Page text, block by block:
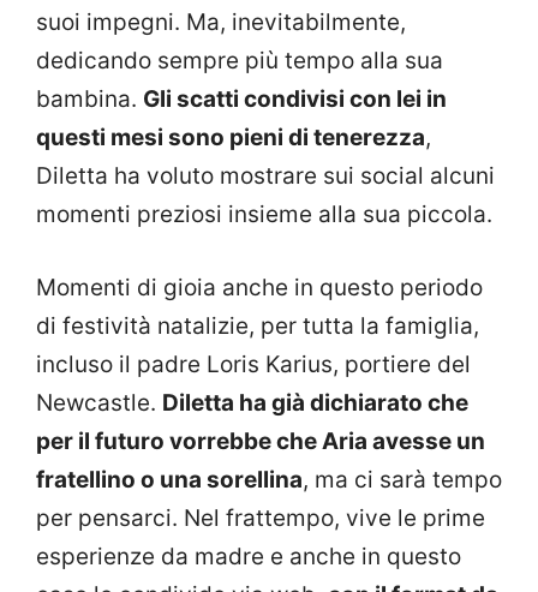
suoi impegni. Ma, inevitabilmente,
dedicando sempre più tempo alla sua
bambina. Gli scatti condivisi con lei in
questi mesi sono pieni di tenerezza,
Diletta ha voluto mostrare sui social alcuni
momenti preziosi insieme alla sua piccola.
Momenti di gioia anche in questo periodo
di festività natalizie, per tutta la famiglia,
incluso il padre Loris Karius, portiere del
Newcastle. Diletta ha già dichiarato che
per il futuro vorrebbe che Aria avesse un
fratellino o una sorellina, ma ci sarà tempo
per pensarci. Nel frattempo, vive le prime
esperienze da madre e anche in questo